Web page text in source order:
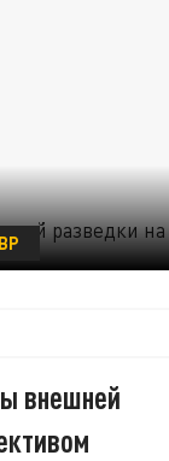
внешней